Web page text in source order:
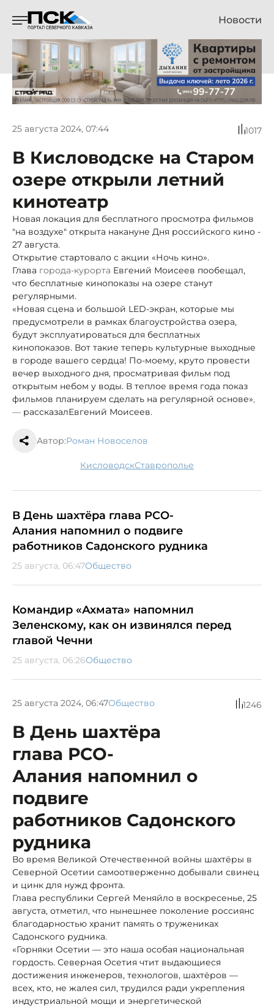
Новости
25 августа 2024, 07:44 1017
В Кисловодске на Старом
озере открыли летний
кинотеатр
Новая локация для бесплатного просмотра фильмов
"на воздухе" открыта накануне Дня российского кино -
27 августа.
Открытие стартовало с акции «Ночь кино».
Глава города-курорта Евгений Моисеев пообещал,
что бесплатные кинопоказы на озере станут
регулярными.
«Новая сцена и большой LED-экран, которые мы
предусмотрели в рамках благоустройства озера,
будут эксплуатироваться для бесплатных
кинопоказов. Вот такие теперь культурные выходные
в городе вашего сердца! По-моему, круто провести
вечер выходного дня, просматривая фильм под
открытым небом у воды. В теплое время года показ
фильмов планируем сделать на регулярной основе»,
— рассказалЕвгений Моисеев.
Автор:Роман Новоселов
Кисловодск Ставрополье
В День шахтёра глава РСО-
Алания напомнил о подвиге
работников Садонского рудника
25 августа, 06:47Общество
Командир «Ахмата» напомнил
Зеленскому, как он извинялся перед
главой Чечни
25 августа, 06:26Общество
25 августа 2024, 06:47Общество 1246
В День шахтёра
глава РСО-
Алания напомнил о
подвиге
работников Садонского
рудника
Во время Великой Отечественной войны шахтёры в
Северной Осетии самоотверженно добывали свинец
и цинк для нужд фронта.
Глава республики Сергей Меняйло в воскресенье, 25
августа, отметил, что нынешнее поколение россиянс
благодарностью хранит память о тружениках
Садонского рудника.
«Горняки Осетии — это наша особая национальная
гордость. Северная Осетия чтит выдающиеся
достижения инженеров, технологов, шахтёров —
всех, кто, не жалея сил, трудился ради укрепления
индустриальной мощи и энергетической